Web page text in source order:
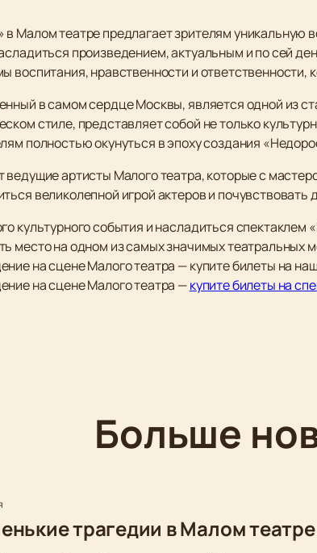
Малом театре предлагает зрителям уникальную
произведением, актуальным и по сей
воспитания, нравственности и
в самом сердце Москвы, является одной из
стиле, представляет собой не только
полностью окунуться в эпоху создания
ведущие артисты Малого театра, которые с
великолепной игрой актеров и
культурного события и насладиться
место на одном из самых значимых театральных
на сцене Малого театра — купите билеты на
на сцене Малого театра —купите билеты на
Больше
трагедии в Малом